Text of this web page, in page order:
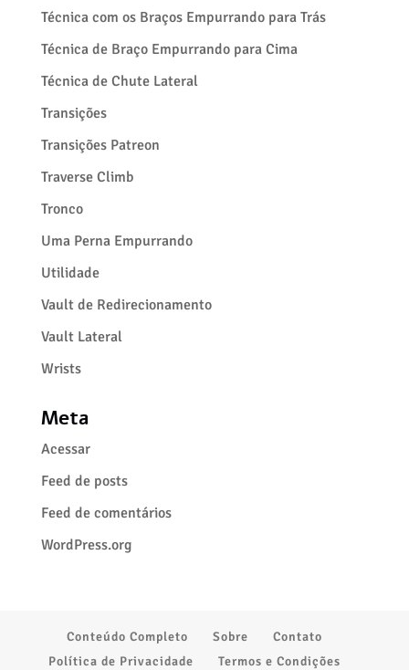
Técnica com os Braços Empurrando para Trás
Técnica de Braço Empurrando para Cima
Técnica de Chute Lateral
Transições
Transições Patreon
Traverse Climb
Tronco
Uma Perna Empurrando
Utilidade
Vault de Redirecionamento
Vault Lateral
Wrists
Meta
Acessar
Feed de posts
Feed de comentários
WordPress.org
Conteúdo Completo Sobre
Contato
Política de Privacidade
Termos e Condições